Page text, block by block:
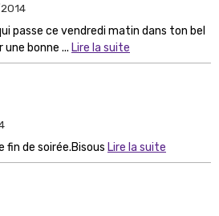
passe ce vendredi matin dans ton bel
bonne ... Lire la suite
fin de soirée.Bisous Lire la suite